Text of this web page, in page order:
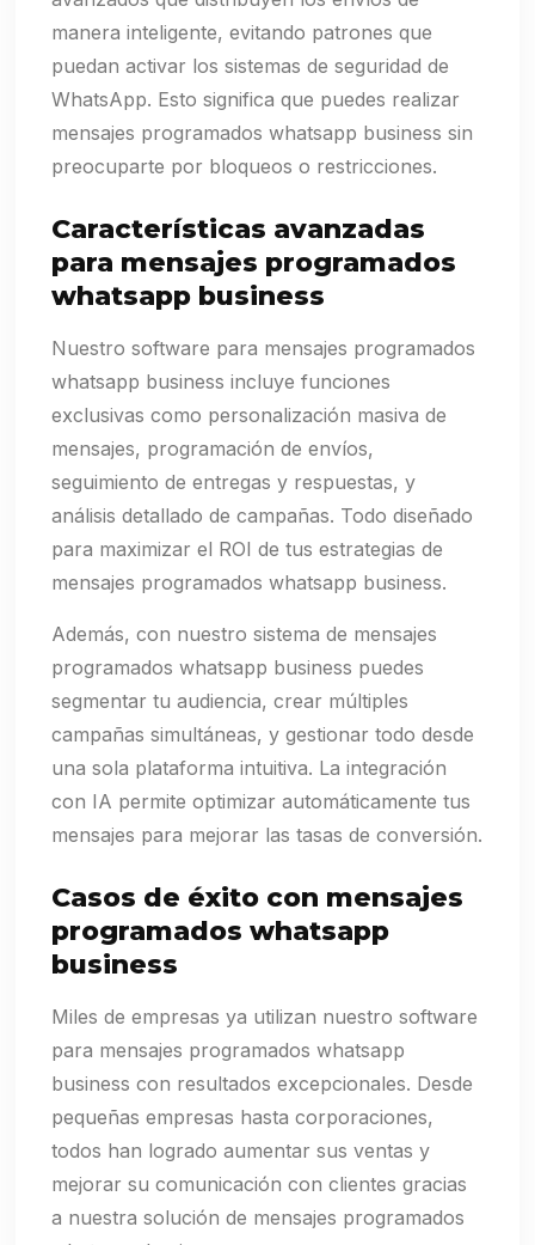
manera inteligente, evitando patrones que
puedan activar los sistemas de seguridad de
WhatsApp. Esto significa que puedes realizar
mensajes programados whatsapp business sin
preocuparte por bloqueos o restricciones.
Características avanzadas
para mensajes programados
whatsapp business
Nuestro software para mensajes programados
whatsapp business incluye funciones
exclusivas como personalización masiva de
mensajes, programación de envíos,
seguimiento de entregas y respuestas, y
análisis detallado de campañas. Todo diseñado
para maximizar el ROI de tus estrategias de
mensajes programados whatsapp business.
Además, con nuestro sistema de mensajes
programados whatsapp business puedes
segmentar tu audiencia, crear múltiples
campañas simultáneas, y gestionar todo desde
una sola plataforma intuitiva. La integración
con IA permite optimizar automáticamente tus
mensajes para mejorar las tasas de conversión.
Casos de éxito con mensajes
programados whatsapp
business
Miles de empresas ya utilizan nuestro software
para mensajes programados whatsapp
business con resultados excepcionales. Desde
pequeñas empresas hasta corporaciones,
todos han logrado aumentar sus ventas y
mejorar su comunicación con clientes gracias
a nuestra solución de mensajes programados